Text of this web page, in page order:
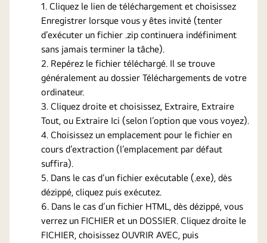
Cliquez le lien de téléchargement et choisissez
Enregistrer lorsque vous y êtes invité (tenter
d’exécuter un fichier .zip continuera indéfiniment
sans jamais terminer la tâche).
Repérez le fichier téléchargé. Il se trouve
généralement au dossier Téléchargements de votre
ordinateur.
Cliquez droite et choisissez, Extraire, Extraire
Tout, ou Extraire Ici (selon l’option que vous voyez).
Choisissez un emplacement pour le fichier en
cours d’extraction (l’emplacement par défaut
suffira).
Dans le cas d’un fichier exécutable (.exe), dès
dézippé, cliquez puis exécutez.
Dans le cas d’un fichier HTML, dès dézippé, vous
verrez un FICHIER et un DOSSIER. Cliquez droite le
FICHIER, choisissez OUVRIR AVEC, puis